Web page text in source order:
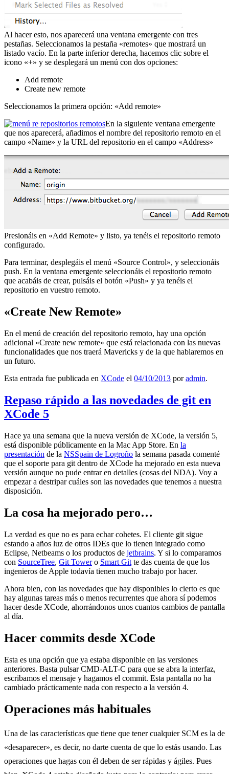
Al hacer esto, nos aparecerá una ventana emergente con tres
pestañas. Seleccionamos la pestaña «remotes» que mostrará un
listado vacío. En la parte inferior derecha, hacemos clic sobre el
icono «+» y se desplegará un menú con dos opciones:
Add remote
Create new remote
Seleccionamos la primera opción: «Add remote»
En la siguiente ventana emergente
que nos aparecerá, añadimos el nombre del repositorio remoto en el
campo «Name» y la URL del repositorio en el campo «Address»
Presionáis en «Add Remote» y listo, ya tenéis el repositorio remoto
configurado.
Para terminar, desplegáis el menú «Source Control», y seleccionáis
push. En la ventana emergente seleccionáis el repositorio remoto
que acabáis de crear, pulsáis el botón «Push» y ya tenéis el
repositorio en vuestro remoto.
«Create New Remote»
En el menú de creación del repositorio remoto, hay una opción
adicional «Create new remote» que está relacionada con las nuevas
funcionalidades que nos traerá Mavericks y de la que hablaremos en
un futuro.
Esta entrada fue publicada en XCode el 04/10/2013 poradmin.
Repaso rápido a las novedades de git en
XCode 5
Hace ya una semana que la nueva versión de XCode, la versión 5,
está disponible públicamente en la Mac App Store. En la
presentación de la NSSpain de Logroño la semana pasada comenté
que el soporte para git dentro de XCode ha mejorado en esta nueva
versión aunque no pude entrar en detalles (cosas del NDA). Voy a
empezar a destripar cuáles son las novedades que tenemos a nuestra
disposición.
La cosa ha mejorado pero…
La verdad es que no es para echar cohetes. El cliente git sigue
estando a años luz de otros IDEs que lo tienen integrado como
Eclipse, Netbeams o los productos de jetbrains. Y si lo comparamos
con SourceTree, Git Towero Smart Git te das cuenta de que los
ingenieros de Apple todavía tienen mucho trabajo por hacer.
Ahora bien, con las novedades que hay disponibles lo cierto es que
hay algunas tareas más o menos recurrentes que ahora sí podemos
hacer desde XCode, ahorrándonos unos cuantos cambios de pantalla
al día.
Hacer commits desde XCode
Esta es una opción que ya estaba disponible en las versiones
anteriores. Basta pulsar CMD-ALT-C para que se abra la interfaz,
escribamos el mensaje y hagamos el commit. Esta pantalla no ha
cambiado prácticamente nada con respecto a la versión 4.
Operaciones más habituales
Una de las características que tiene que tener cualquier SCM es la de
«desaparecer», es decir, no darte cuenta de que lo estás usando. Las
operaciones que hagas con él deben de ser rápidas y ágiles. Pues